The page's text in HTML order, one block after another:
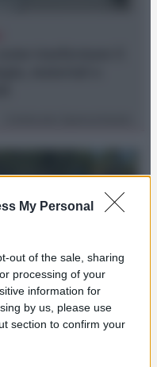
My Personal
out of the sale, sharing
processing of your
information for
by us, please use
section to confirm your
BLU
bandiera
e bandiera